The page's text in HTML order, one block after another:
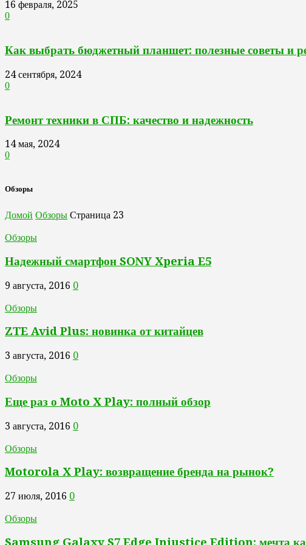
16 февраля, 2025
0
Как выбрать бюджетный планшет: полезные советы и
24 сентября, 2024
0
Ремонт техники в СПБ: качество и надежность
14 мая, 2024
0
Обзоры
Домой Обзоры Страница 23
Обзоры
Надежный смартфон SONY Xperia E5
9 августа, 2016 0
Обзоры
ZTE Avid Plus: новинка от китайцев
3 августа, 2016 0
Обзоры
Еще раз о Moto X Play: полный обзор
3 августа, 2016 0
Обзоры
Motorola X Play: возвращение бренда на рынок?
27 июля, 2016 0
Обзоры
Samsung Galaxy S7 Edge Injustice Edition: мечта